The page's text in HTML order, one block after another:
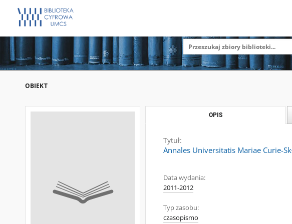
OBIEKT
OPIS
Tytuł:
Annales Universitatis Mariae Curie-
Data wydania:
2011-2012
Typ zasobu:
czasopismo